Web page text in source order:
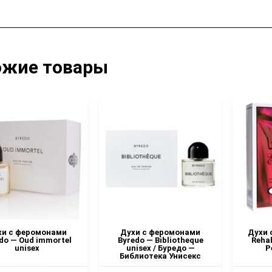
товары
с феромонами
— Oud immortel
unisex
Духи с феромонами
Byredo — Bibliotheque
unisex / Буредо —
Библиотека Унисекс
Духи